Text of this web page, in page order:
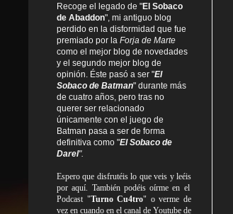
Recoge el legado de "El Sobaco
de Abaddon", mi antiguo blog
perdido en la disformidad que fue
premiado por la Forja de Marte
como el mejor blog de novedades
y el segundo mejor blog de
opinión. Éste pasó a ser "El
Sobaco de Batman" durante más
de cuatro años, pero tras no
querer ser relacionado
únicamente con el juego de
Batman pasa a ser de forma
definitiva como "El Sobaco de
Darel".
Espero que disfrutéis lo queveis yleéis
por aquí. También podéis oírme en el
Podcast "Turno Cu4tro" o verme de
vez en cuando en el canal de Youtube de